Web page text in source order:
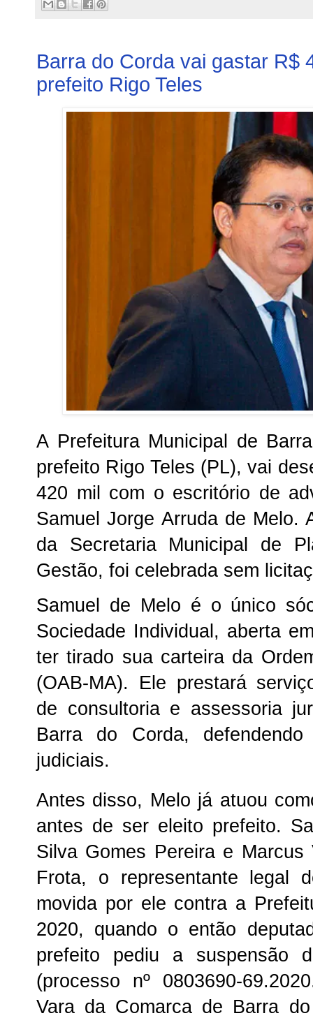
Barra do Corda vai gastar R$
prefeito Rigo Teles
A Prefeitura Municipal de
prefeito Rigo Teles (PL), vai
420 mil com o escritório de
Samuel Jorge Arruda de Melo.
da Secretaria Municipal de
Gestão, foi celebrada sem
Samuel de Melo é o único
Sociedade Individual, aberta
ter tirado sua carteira da
(OAB-MA). Ele prestará
de consultoria e assessoria
Barra do Corda,
judiciais.
Antes disso, Melo já atuou
antes de ser eleito prefeito.
Silva Gomes Pereira e
Frota, o representante legal
movida por ele contra a
2020, quando o então
prefeito pediu a suspensão
(processo nº 0803690-
Vara da Comarca de Barra